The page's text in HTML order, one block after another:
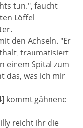
tun.", faucht
Löffel
den Achseln. "Er
traumatisiert
einem Spital zum
das, was ich mir
kommt gähnend
reicht ihr die